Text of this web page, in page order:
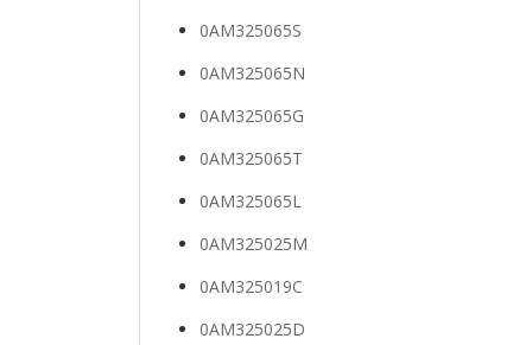
0AM325065S
0AM325065N
0AM325065G
0AM325065T
0AM325065L
0AM325025M
0AM325019C
0AM325025D